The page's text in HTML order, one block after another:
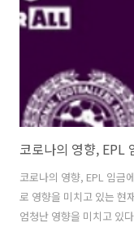
지시각 3월 23일 미 일간
코로나의 영향, EPL
코로나의 영향, EPL 임금
로 영향을 미치고 있는 현
엄청난 영향을 미치고 있